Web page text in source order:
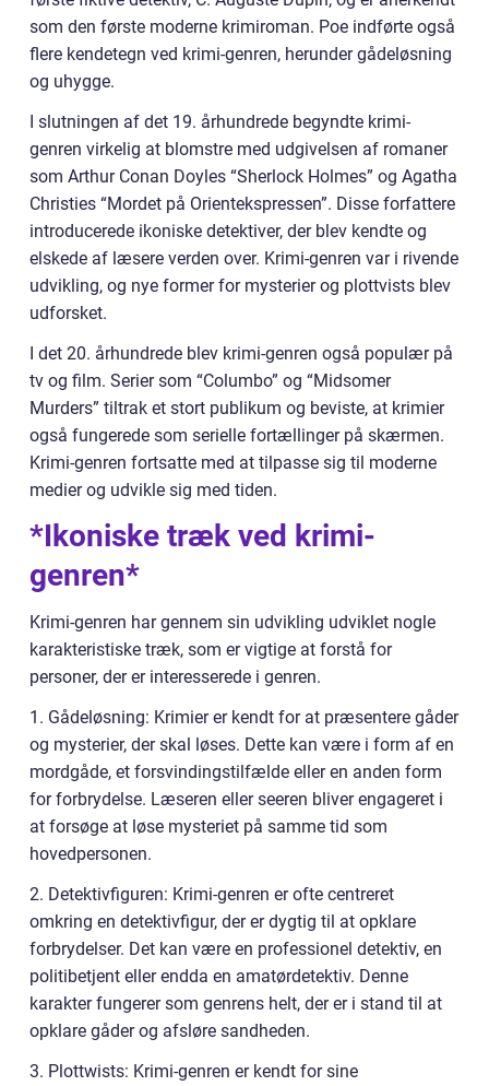
som den første moderne krimiroman. Poe indførte også
flere kendetegn ved krimi-genren, herunder gådeløsning
og uhygge.
I slutningen af det 19. århundrede begyndte krimi-
genren virkelig at blomstre med udgivelsen af romaner
som Arthur Conan Doyles “Sherlock Holmes” og Agatha
Christies “Mordet på Orientekspressen”. Disse forfattere
introducerede ikoniske detektiver, der blev kendte og
elskede af læsere verden over. Krimi-genren var i rivende
udvikling, og nye former for mysterier og plottvists blev
udforsket.
I det 20. århundrede blev krimi-genren også populær på
tv og film. Serier som “Columbo” og “Midsomer
Murders” tiltrak et stort publikum og beviste, at krimier
også fungerede som serielle fortællinger på skærmen.
Krimi-genren fortsatte med at tilpasse sig til moderne
medier og udvikle sig med tiden.
*Ikoniske træk ved krimi-
genren*
Krimi-genren har gennem sin udvikling udviklet nogle
karakteristiske træk, som er vigtige at forstå for
personer, der er interesserede i genren.
1. Gådeløsning: Krimier er kendt for at præsentere gåder
og mysterier, der skal løses. Dette kan være i form af en
mordgåde, et forsvindingstilfælde eller en anden form
for forbrydelse. Læseren eller seeren bliver engageret i
at forsøge at løse mysteriet på samme tid som
hovedpersonen.
2. Detektivfiguren: Krimi-genren er ofte centreret
omkring en detektivfigur, der er dygtig til at opklare
forbrydelser. Det kan være en professionel detektiv, en
politibetjent eller endda en amatørdetektiv. Denne
karakter fungerer som genrens helt, der er i stand til at
opklare gåder og afsløre sandheden.
3. Plottwists: Krimi-genren er kendt for sine